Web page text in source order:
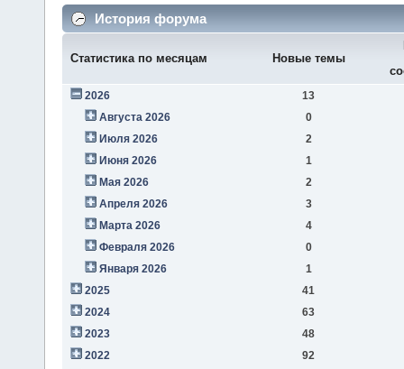
История форума
Статистика по месяцам Новые темы
2026
13
Августа 2026
0
Июля 2026
2
Июня 2026
1
Мая 2026
2
Апреля 2026
3
Марта 2026
4
Февраля 2026
0
Января 2026
1
2025
41
2024
63
2023
48
2022
92